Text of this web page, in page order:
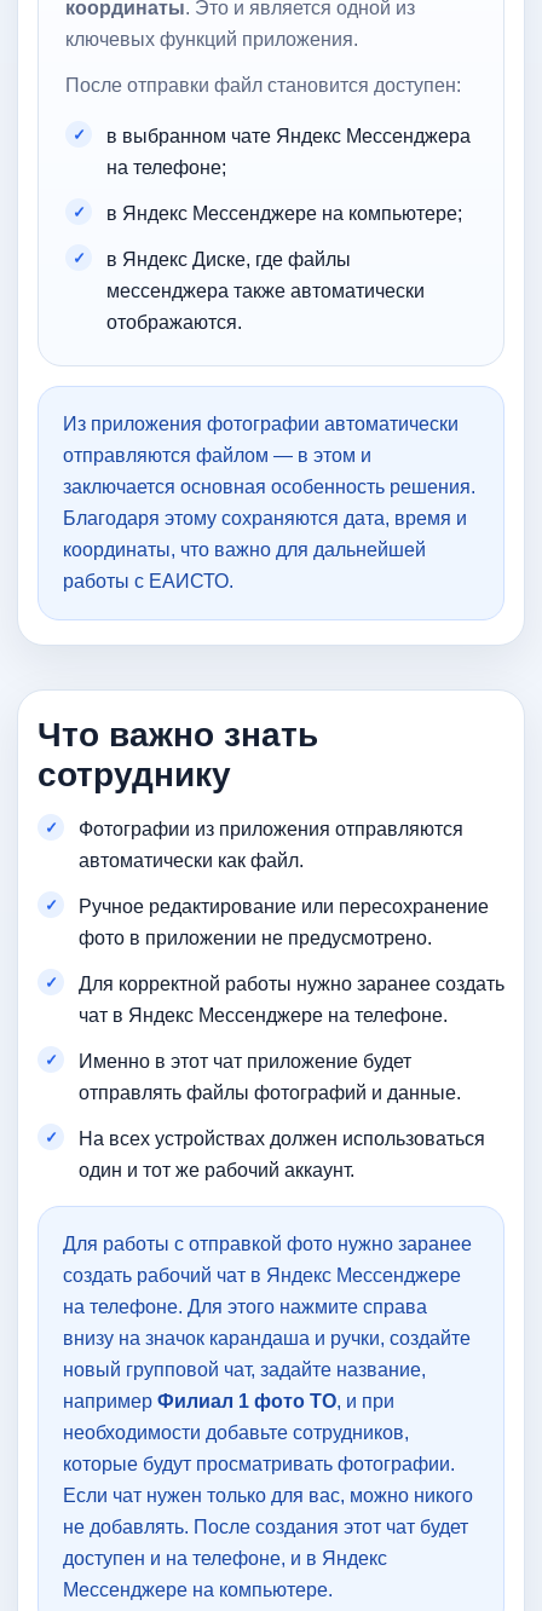
координаты. Это и является одной из
ключевых функций приложения.
После отправки файл становится доступен:
в выбранном чате Яндекс Мессенджера
на телефоне;
в Яндекс Мессенджере на компьютере;
в Яндекс Диске, где файлы
мессенджера также автоматически
отображаются.
Из приложения фотографии автоматически
отправляются файлом — в этом и
заключается основная особенность решения.
Благодаря этому сохраняются дата, время и
координаты, что важно для дальнейшей
работы с ЕАИСТО.
Что важно знать
сотруднику
Фотографии из приложения отправляются
автоматически как файл.
Ручное редактирование или пересохранение
фото в приложении не предусмотрено.
Для корректной работы нужно заранее создать
чат в Яндекс Мессенджере на телефоне.
Именно в этот чат приложение будет
отправлять файлы фотографий и данные.
На всех устройствах должен использоваться
один и тот же рабочий аккаунт.
Для работы с отправкой фото нужно заранее
создать рабочий чат в Яндекс Мессенджере
на телефоне. Для этого нажмите справа
внизу на значок карандаша и ручки, создайте
новый групповой чат, задайте название,
например Филиал 1 фото ТО, и при
необходимости добавьте сотрудников,
которые будут просматривать фотографии.
Если чат нужен только для вас, можно никого
не добавлять. После создания этот чат будет
доступен и на телефоне, и в Яндекс
Мессенджере на компьютере.